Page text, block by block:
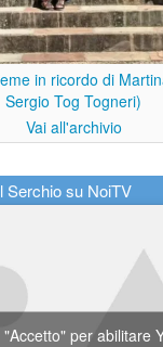
in ricordo di
Sergio Tog Togneri)
Vai all'archivio
Serchio su NoiTV
per abilitare